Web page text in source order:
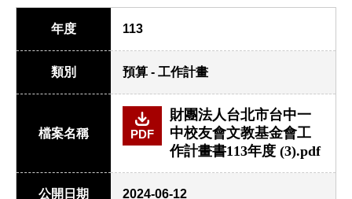
年度 113
類別 預算 - 工作計畫
檔案名稱 PDF
財團法人台北市台中一
中校友會文教基金會工
作計畫書113年度 (3).pdf
公開日期 2024-06-12